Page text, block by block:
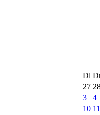
Dl
27
3
4
10 11